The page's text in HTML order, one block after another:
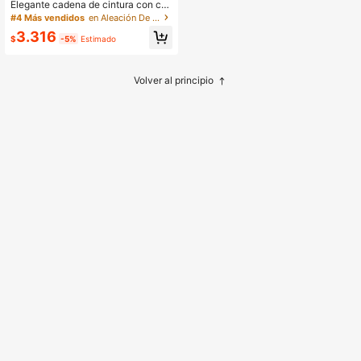
Elegante cadena de cintura con col
gante de estrella hueca, accesorio
a para pantalones de mujer
#4 Más vendidos en Aleación De Hierro Cadena de cintura para mujer
$3.316 -5% Estimado
Volver al principio